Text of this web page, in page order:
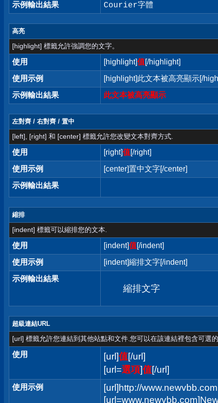
示例輸出結果
Courier字體
高亮
[highlight] 標籤允許強調您的文字。
使用 [highlight]值[/highlight]
使用示例
[highlight]此文本被高亮顯示[/
示例輸出結果
此文本被高亮顯示
左對齊 / 右對齊 / 置中
[left], [right] 和 [center] 標籤允許您改變文本對齊方式.
使用 [right]值[/right]
使用示例
[center]置中文字[/center]
示例輸出結果
縮排
[indent] 標籤可以縮排您的文本.
使用 [indent]值[/indent]
使用示例
[indent]縮排文字[/indent]
示例輸出結果
縮排文字
超級連結URL
[url] 標籤允許您連結到其他站點和文件.您可以在該連結裡包含可選
使用 [url]值[/url]
[url=選項]值[/url]
使用示例
[url]http://